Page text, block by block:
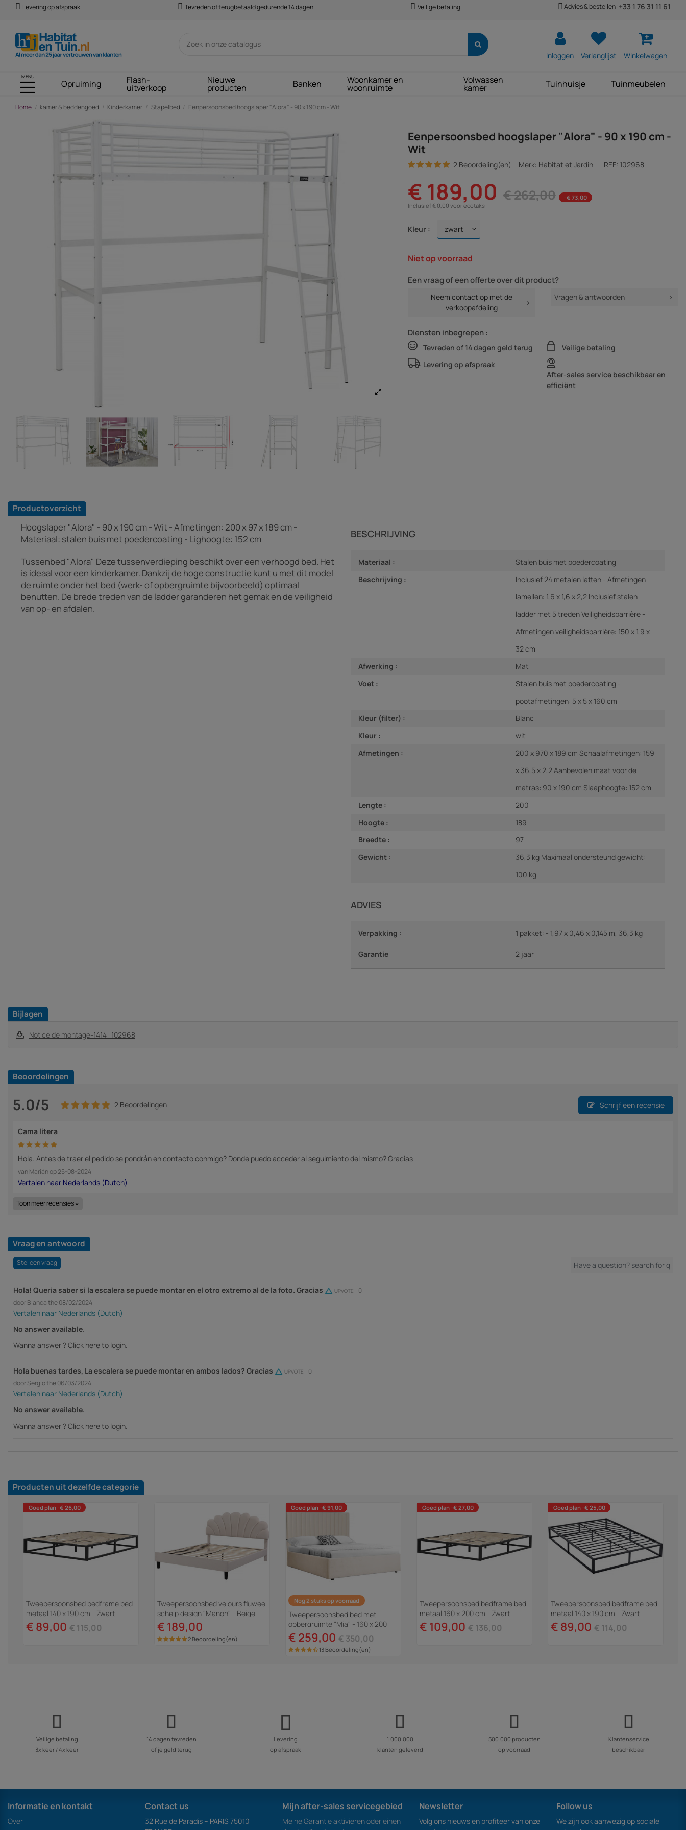
Levering op afspraak Tevreden of terugbetaald gedurende 14 dagen Veilige betaling Advies & bestellen :+33 1 76 31 11 61
Inloggen Verlanglijst Winkelwagen
MENU
Opruiming Flash-
uitverkoop
Nieuwe
producten Banken Woonkamer en
woonruimte
Volwassen
kamer Tuinhuisje Tuinmeubelen
Home kamer & beddengoed Kinderkamer Stapelbed Eenpersoonsbed hoogslaper "Alora" - 90 x 190 cm - Wit
Eenpersoonsbed hoogslaper "Alora" - 90 x 190 cm -
Wit
2 Beoordeling(en) Merk: Habitat et Jardin REF: 102968
€ 189,00 € 262,00
-€ 73,00
Inclusief € 0,00 voor ecotaks
Kleur :
Niet op voorraad
Een vraag of een offerte over dit product?
Neem contact op met de
verkoopafdeling
Vragen & antwoorden
Diensten inbegrepen :
Tevreden of 14 dagen geld terug
Veilige betaling
Levering op afspraak
After-sales service beschikbaar en
efficiënt
Productoverzicht
Hoogslaper "Alora" - 90 x 190 cm - Wit - Afmetingen: 200 x 97 x 189 cm -
Materiaal: stalen buis met poedercoating - Lighoogte: 152 cm
Tussenbed "Alora" Deze tussenverdieping beschikt over een verhoogd bed. Het
is ideaal voor een kinderkamer. Dankzij de hoge constructie kunt u met dit model
de ruimte onder het bed (werk- of opbergruimte bijvoorbeeld) optimaal
benutten. De brede treden van de ladder garanderen het gemak en de veiligheid
van op- en afdalen.
BESCHRIJVING
Materiaal :
Stalen buis met poedercoating
Beschrijving :
Inclusief 24 metalen latten - Afmetingen
lamellen: 1,6 x 1,6 x 2,2 Inclusief stalen
ladder met 5 treden Veiligheidsbarrière -
Afmetingen veiligheidsbarrière: 150 x 1,9 x
32 cm
Afwerking :
Mat
Voet :
Stalen buis met poedercoating -
pootafmetingen: 5 x 5 x 160 cm
Kleur (filter) :
Blanc
Kleur :
wit
Afmetingen :
200 x 970 x 189 cm Schaalafmetingen: 159
x 36,5 x 2,2 Aanbevolen maat voor de
matras: 90 x 190 cm Slaaphoogte: 152 cm
Lengte :
200
Hoogte :
189
Breedte :
97
Gewicht :
36,3 kg Maximaal ondersteund gewicht:
100 kg
ADVIES
Verpakking : 1 pakket: - 1,97 x 0,46 x 0,145 m, 36,3 kg
Garantie 2 jaar
Bijlagen
Notice de montage-1414_102968
Beoordelingen
5.0/5 2 Beoordelingen Schrijf een recensie
Cama litera
Hola. Antes de traer el pedido se pondrán en contacto conmigo? Donde puedo acceder al seguimiento del mismo? Gracias
vanMariánop25-08-2024
Toon meer recensies
Vraag en antwoord
Stel een vraag
Hola! Queria saber si la escalera se puede montar en el otro extremo al de la foto. Gracias UPVOTE
0
door Blanca the 08/02/2024
No answer available.
Wanna answer ?Click here to login.
Hola buenas tardes, La escalera se puede montar en ambos lados? Gracias UPVOTE
0
door Sergio the 06/03/2024
No answer available.
Wanna answer ?Click here to login.
Producten uit dezelfde categorie
Goed plan -€ 26,00
Tweepersoonsbed bedframe bed
metaal 140 x 190 cm - Zwart
€ 89,00 € 115,00
Tweepersoonsbed velours fluweel
schelp design "Manon" - Beige -
lichtbruin - 160 x 200 cm
€ 189,00
2 Beoordeling(en)
Goed plan -€ 91,00
Nog 2 stuks op voorraad
Tweepersoonsbed bed met
opbergruimte "Mia" - 160 x 200
cm - Beige - lichtbruin
€ 259,00 € 350,00
13 Beoordeling(en)
Goed plan -€ 27,00
Tweepersoonsbed bedframe bed
metaal 160 x 200 cm - Zwart
€ 109,00 € 136,00
Goed plan -€ 25,00
Tweepersoonsbed bedframe bed
metaal 140 x 190 cm - Zwart
€ 89,00 € 114,00
Veilige betaling
3x keer / 4x keer
14 dagen tevreden
of je geld terug
Levering
op afspraak
1.000.000
klanten geleverd
500.000 producten
op voorraad
Klantenservice
beschikbaar
Informatie en kontakt
Over
Contact us
32 Rue de Paradis – PARIS 75010
Mijn after-sales servicegebied
Meine Garantie aktivieren oder einen
Newsletter
Volg ons nieuws en profiteer van onze
Follow us
We zijn ook aanwezig op sociale